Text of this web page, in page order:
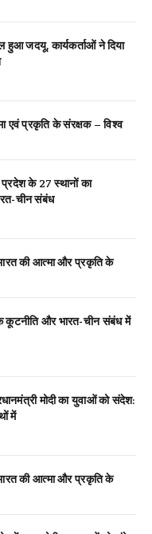
हुआ जदयू, कार्यकर्ताओं ने दिया
एवं प्रकृति के संरक्षक – विश्व
के 27 स्थानों का
चीन संबंध
की आत्मा और प्रकृति के
कूटनीति और भारत-चीन संबंध में
मोदी का युवाओं को संदेश:
में
की आत्मा और प्रकृति के